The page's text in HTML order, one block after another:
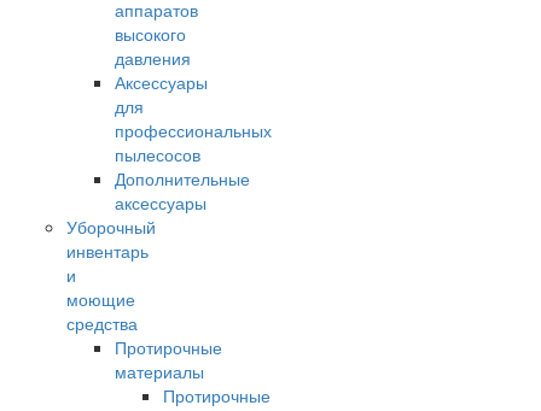
аппаратов
высокого
давления
Аксессуары
для
профессиональных
пылесосов
Дополнительные
аксессуары
Уборочный
инвентарь
и
моющие
средства
Протирочные
материалы
Протирочные